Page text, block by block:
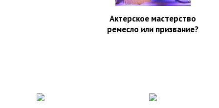
Актерское мастерство
ремесло или призвание?